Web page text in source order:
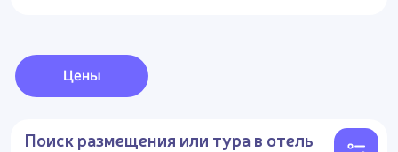
Цены
Поиск размещения или тура в отель